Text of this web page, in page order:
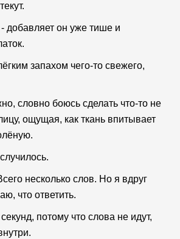
добавляет он уже тише и
запахом чего-то свежего,
словно боюсь сделать что-то не
ощущая, как ткань впитывает
несколько слов. Но я вдруг
что ответить.
потому что слова не идут,